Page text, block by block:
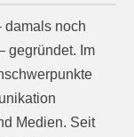
damals noch
gegründet. Im
Medien. Seit